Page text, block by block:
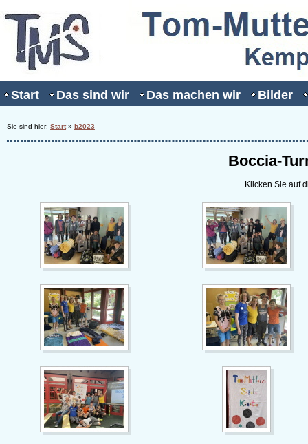
Start Das sind wir Das machen wir Bilder
Sie sind hier: Start» b2023
Boccia-
Klicken Sie auf